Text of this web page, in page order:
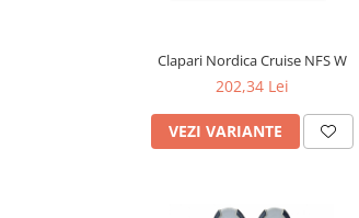
Clapari Nordica Cruise NFS W
202,34 Lei
VEZI VARIANTE